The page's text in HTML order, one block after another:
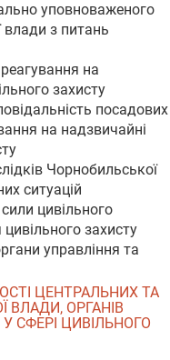
уповноваженого
влади з питань
на
захисту
посадових
на надзвичайні
Чорнобильської
ситуацій
цивільного
захисту
управління та
ЦЕНТРАЛЬНИХ ТА
ВЛАДИ, ОРГАНІВ
СФЕРІ ЦИВІЛЬНОГО